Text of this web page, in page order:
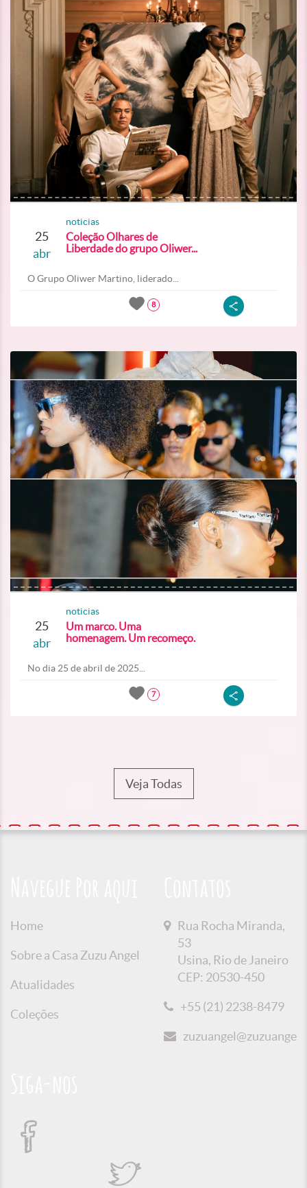
25
abr
noticias
Coleção Olhares de
Liberdade do grupo Oliwer...
O Grupo Oliwer Martino, liderado...
8
25
abr
noticias
Um marco. Uma
homenagem. Um recomeço.
No dia 25 de abril de 2025...
7
Veja Todas
Home
Sobre a Casa Zuzu Angel
Atualidades
Coleções
Rua Rocha Miranda,
53
Usina, Rio de Janeiro
CEP: 20530-450
+55 (21) 2238-8479